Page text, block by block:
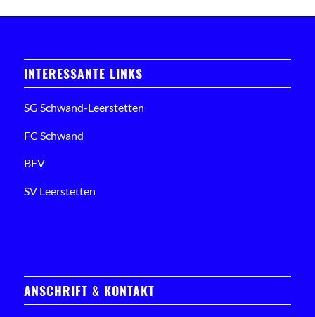
INTERESSANTE LINKS
SG Schwand-Leerstetten
FC Schwand
BFV
SV Leerstetten
ANSCHRIFT & KONTAKT